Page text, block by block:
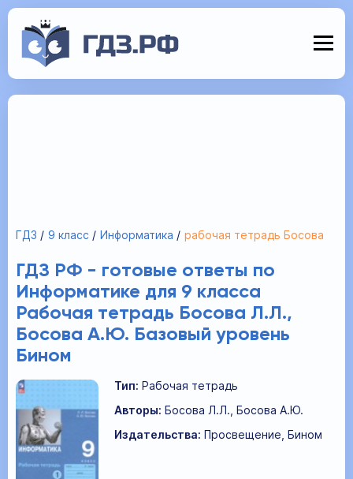
ГДЗ 9 класс Информатика рабочая тетрадь Босова
ГДЗ РФ - готовые ответы по
Информатике для 9 класса
Рабочая тетрадь Босова Л.Л.,
Босова А.Ю. Базовый уровень
Бином
Тип: Рабочая тетрадь
Авторы: Босова Л.Л., Босова А.Ю.
Издательства: Просвещение, Бином